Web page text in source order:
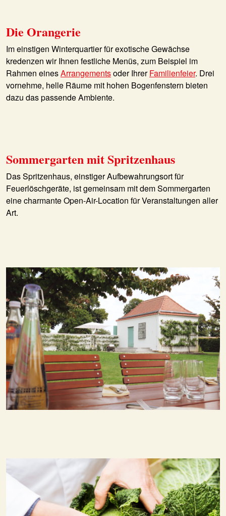
Die Orangerie
Im einstigen Winterquartier für exotische Gewächse
kredenzen wir Ihnen festliche Menüs, zum Beispiel im
Rahmen einesArrangementsoder IhrerFamilienfeier. Drei
vornehme, helle Räume mit hohen Bogenfenstern bieten
dazu das passende Ambiente.
Sommergarten mit Spritzenhaus
Das Spritzenhaus, einstiger Aufbewahrungsort für
Feuerlöschgeräte, ist gemeinsam mit dem Sommergarten
eine charmante Open-Air-Location für Veranstaltungen aller
Art.